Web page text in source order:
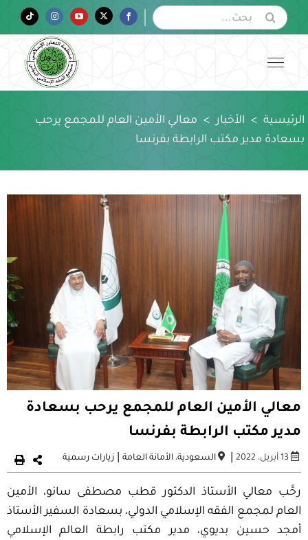
البحث
عن:
Facebook
Twitter
YouTube
Instagram
Tiktok
الرئيسية > الأخبار > معالي الأمين العام للمجمع يرحب
بسعادة مدير مكتب الرابطة بفرنسا
معالي الأمين العام للمجمع يرحب بسعادة
مدير مكتب الرابطة بفرنسا
13 أبريل، 2022 | السعودية، الأمانة العامة| زيارات رسمية
رحَّب معالي الأستاذ الدكتور قطب مصطفى سانو، الأمين
العام لمجمع الفقه الإسلامي الدولي، بسعادة السفير الأستاذ
أمجد حسين بديوي، مدير مكتب رابطة العالم الإسلامي